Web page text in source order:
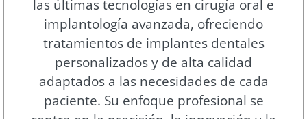
las últimas tecnologías en cirugía oral e
implantología avanzada, ofreciendo
tratamientos de implantes dentales
personalizados y de alta calidad
adaptados a las necesidades de cada
paciente. Su enfoque profesional se